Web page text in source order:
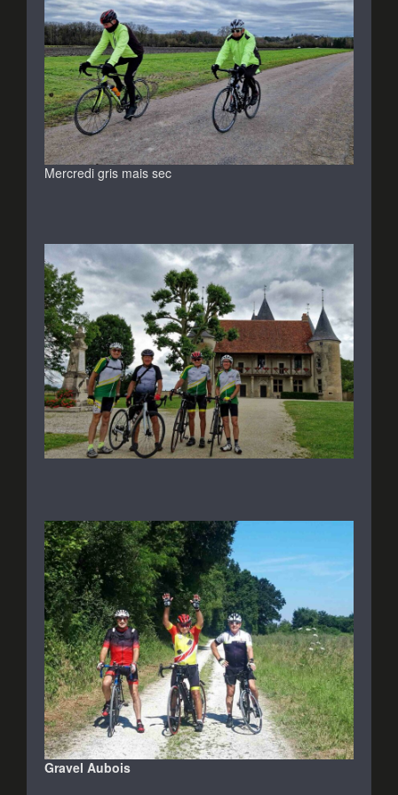
Mercredi gris mais sec
Gravel Aubois